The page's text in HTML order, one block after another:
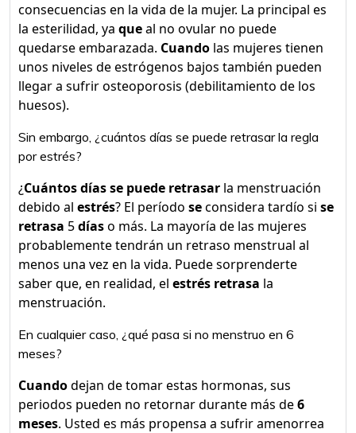
consecuencias en la vida de la mujer. La principal es
la esterilidad, ya queal no ovular no puede
quedarse embarazada. Cuando las mujeres tienen
unos niveles de estrógenos bajos también pueden
llegar a sufrir osteoporosis (debilitamiento de los
huesos).
Sin embargo, ¿cuántos días se puede retrasar la regla
por estrés?
¿Cuántos días se puede retrasar la menstruación
debido al estrés? El período seconsidera tardío si se
retrasa 5díaso más. La mayoría de las mujeres
probablemente tendrán un retraso menstrual al
menos una vez en la vida. Puede sorprenderte
saber que, en realidad, el estrés retrasa la
menstruación.
En cualquier caso, ¿qué pasa si no menstruo en 6
meses?
Cuandodejan de tomar estas hormonas, sus
periodos pueden no retornar durante más de6
meses. Usted es más propensa a sufrir amenorrea